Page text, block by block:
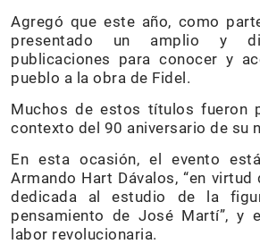
Agregó que este año, como
presentado un amplio y
publicaciones para conocer y
pueblo a la obra de Fidel.
Muchos de estos títulos fueron
contexto del 90 aniversario de su
En esta ocasión, el evento
Armando Hart Dávalos, “en
dedicada al estudio de la
pensamiento de José Martí”, y
labor revolucionaria.